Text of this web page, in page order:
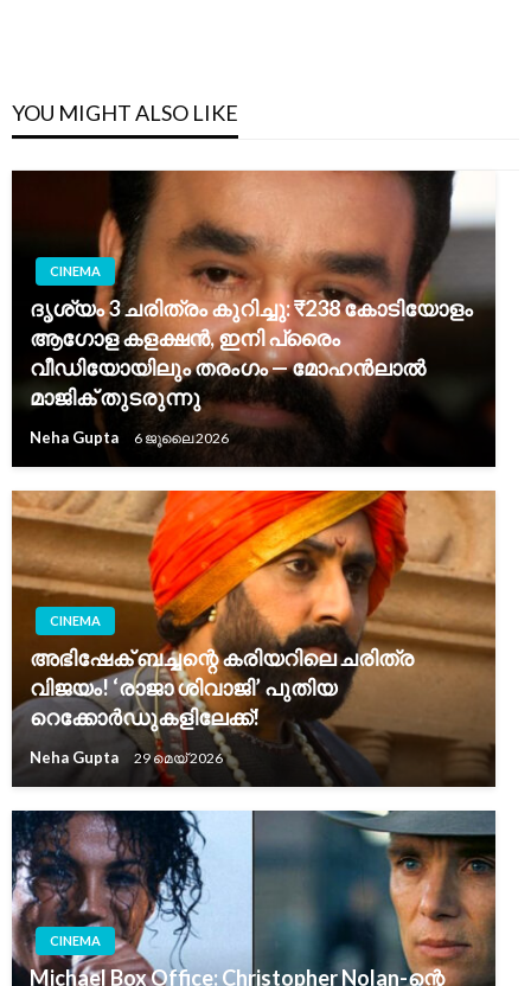
YOU MIGHT ALSO LIKE
CINEMA
ദൃശ്യം 3 ചരിത്രം കുറിച്ചു: ₹238 കോടിയോളം
ആഗോള കളക്ഷൻ, ഇനി പ്രൈം
വീഡിയോയിലും തരംഗം — മോഹൻലാൽ
മാജിക് തുടരുന്നു
Neha Gupta 6 ജൂലൈ 2026
CINEMA
അഭിഷേക് ബച്ചന്റെ കരിയറിലെ ചരിത്ര
വിജയം! ‘രാജാ ശിവാജി’ പുതിയ
റെക്കോർഡുകളിലേക്ക്!
Neha Gupta 29 മെയ്‌ 2026
CINEMA
Michael Box Office: Christopher Nolan-ന്റെ